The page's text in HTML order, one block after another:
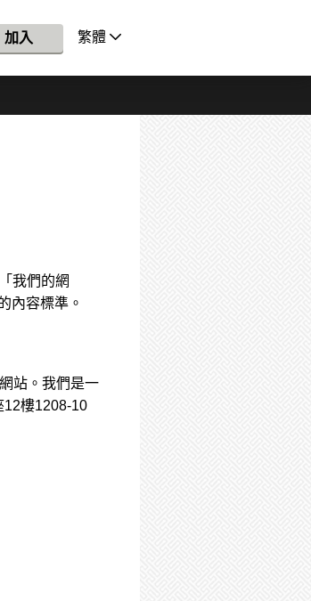
加入 繁體
「我們的網
內容標準。
站。我們是一
12樓1208-10